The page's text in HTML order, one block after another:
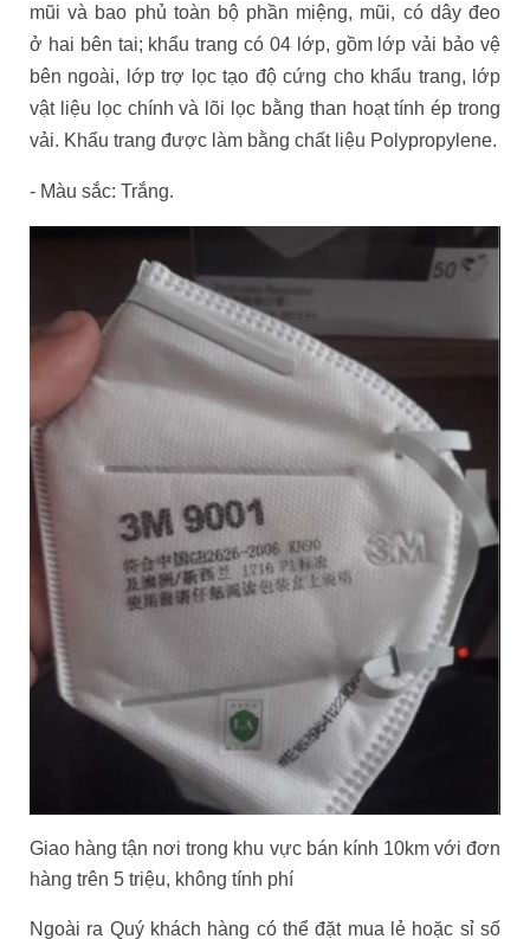
mũi và bao phủ toàn bộ phần miệng, mũi, có dây đeo
ở hai bên tai; khẩu trang có 04 lớp, gồm lớp vải bảo vệ
bên ngoài, lớp trợ lọc tạo độ cứng cho khẩu trang, lớp
vật liệu lọc chính và lõi lọc bằng than hoạt tính ép trong
vải. Khẩu trang được làm bằng chất liệu Polypropylene.
- Màu sắc: Trắng.
Giao hàng tận nơi trong khu vực bán kính 10km với đơn
hàng trên 5 triệu, không tính phí
Ngoài ra Quý khách hàng có thể đặt mua lẻ hoặc sỉ số